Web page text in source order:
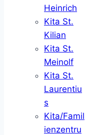
Heinrich
Kita St.
Kilian
Kita St.
Meinolf
Kita St.
Laurentiu
s
Kita/Famil
ienzentru